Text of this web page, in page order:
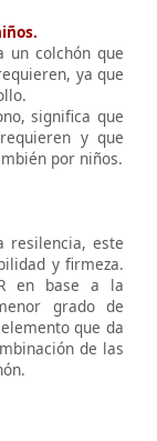
un colchón que
ya que
significa que
y que
por niños.
resilencia, este
y firmeza.
en base a la
grado de
que da
de las